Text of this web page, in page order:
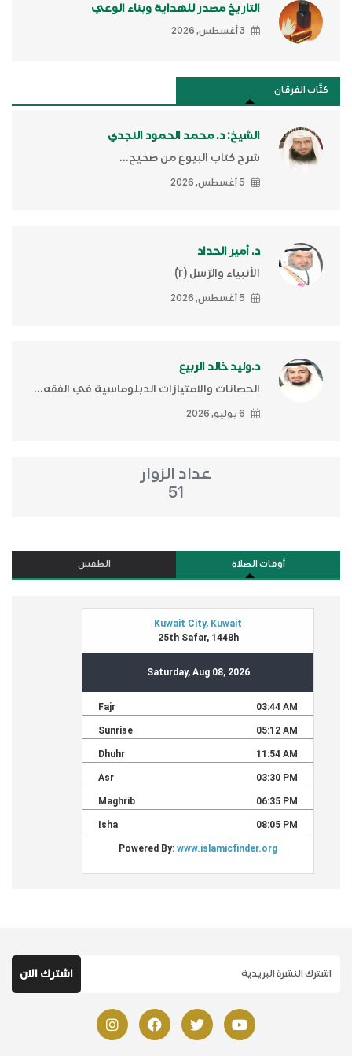
التاريخ مصدر للهداية وبناء الوعي
3 أغسطس, 2026
كتَّاب الفرقان
الشيخ: د. محمد الحمود النجدي
شرح كتاب البيوع من صحيح...
5 أغسطس, 2026
د. أمير الحداد
الأنبياء والرّسل (٢)ّ
5 أغسطس, 2026
د.وليد خالد الربيع
الحصانات والامتيازات الدبلوماسية في الفقه...
6 يوليو, 2026
عداد الزوار
51
أوقات الصلاة الطقس